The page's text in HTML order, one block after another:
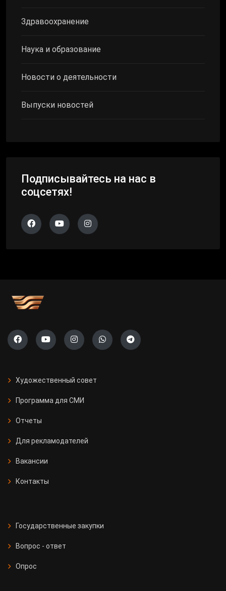
Здравоохранение
Наука и образование
Новости о деятельности
Выпуски новостей
Подписывайтесь на нас в
соцсетях!
Художественный совет
Программа для СМИ
Отчеты
Для рекламодателей
Вакансии
Контакты
Государственные закупки
Вопрос - ответ
Опрос